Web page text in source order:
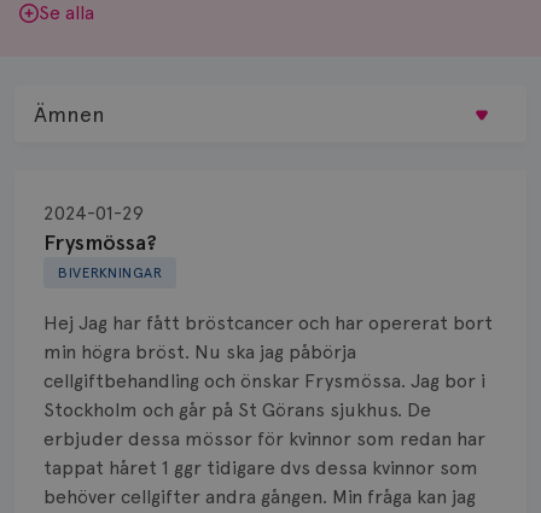
Se alla
BIVERKNINGAR
Frysmössa?
2024-01-29
Hej Jag har fått bröstcancer och har opererat bort
min högra bröst. Nu ska jag påbörja
cellgiftbehandling och önskar Frysmössa. Jag bor i
Stockholm och går på St Görans sjukhus. De
erbjuder dessa mössor för kvinnor som redan har
tappat håret 1 ggr tidigare dvs dessa kvinnor som
behöver cellgifter andra gången. Min fråga kan jag
Ämnen
Biopsi
Biverkningar
Bröstvårta
Knöl
Läkemedel
Typ av bröstcancer